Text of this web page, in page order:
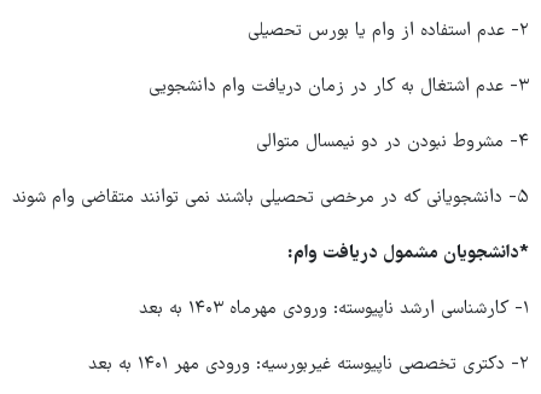
۲- عدم استفاده از وام یا بورس تحصیلی
۳- عدم اشتغال به کار در زمان دریافت وام دانشجویی
۴- مشروط نبودن در دو نیمسال متوالی
۵- دانشجویانی که در مرخصی تحصیلی باشند نمی توانند متقاضی وام شوند
*دانشجویان مشمول دریافت وام:
۱- کارشناسی ارشد ناپیوسته: ورودی مهرماه ۱۴۰۳ به بعد
۲- دکتری تخصصی ناپیوسته غیربورسیه: ورودی مهر ۱۴۰۱ به بعد